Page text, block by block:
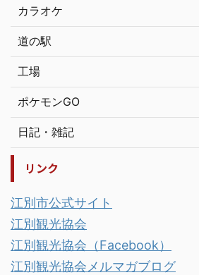
カラオケ
道の駅
工場
ポケモンGO
日記・雑記
リンク
江別市公式サイト
江別観光協会
江別観光協会（Facebook）
江別観光協会メルマガブログ